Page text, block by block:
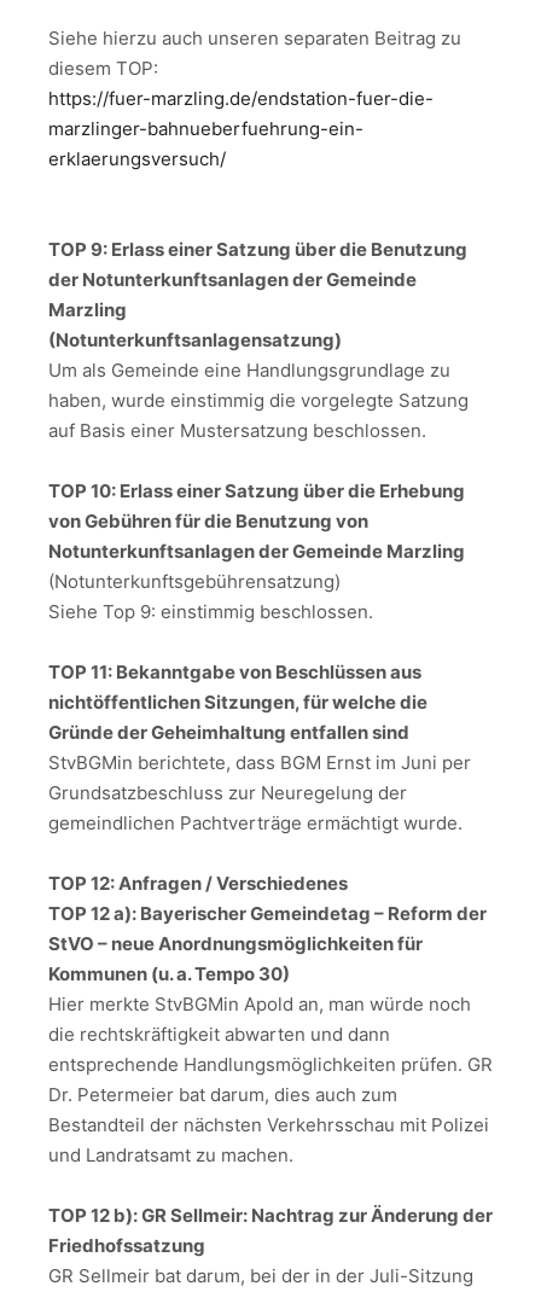
Siehe hierzu auch unseren separaten Beitrag zu
diesem TOP:
https://fuer-marzling.de/endstation-fuer-die-
marzlinger-bahnueberfuehrung-ein-
erklaerungsversuch/
TOP 9: Erlass einer Satzung über die Benutzung
der Notunterkunftsanlagen der Gemeinde
Marzling
(Notunterkunftsanlagensatzung)
Um als Gemeinde eine Handlungsgrundlage zu
haben, wurde einstimmig die vorgelegte Satzung
auf Basis einer Mustersatzung beschlossen.
TOP 10: Erlass einer Satzung über die Erhebung
von Gebühren für die Benutzung von
Notunterkunftsanlagen der Gemeinde Marzling
(Notunterkunftsgebührensatzung)
Siehe Top 9: einstimmig beschlossen.
TOP 11: Bekanntgabe von Beschlüssen aus
nichtöffentlichen Sitzungen, für welche die
Gründe der Geheimhaltung entfallen sind
StvBGMin berichtete, dass BGM Ernst im Juni per
Grundsatzbeschluss zur Neuregelung der
gemeindlichen Pachtverträge ermächtigt wurde.
TOP 12: Anfragen / Verschiedenes
TOP 12 a): Bayerischer Gemeindetag – Reform der
StVO – neue Anordnungsmöglichkeiten für
Kommunen (u. a. Tempo 30)
Hier merkte StvBGMin Apold an, man würde noch
die rechtskräftigkeit abwarten und dann
entsprechende Handlungsmöglichkeiten prüfen. GR
Dr. Petermeier bat darum, dies auch zum
Bestandteil der nächsten Verkehrsschau mit Polizei
und Landratsamt zu machen.
TOP 12 b): GR Sellmeir: Nachtrag zur Änderung der
Friedhofssatzung
GR Sellmeir bat darum, bei der in der Juli-Sitzung